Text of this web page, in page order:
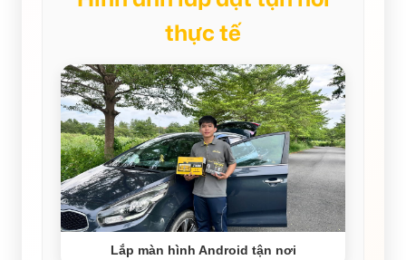
thực tế
Lắp màn hình Android tận nơi